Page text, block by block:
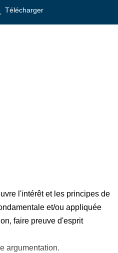
Télécharger
l'intérêt et les principes de
et/ou appliquée
faire preuve d'esprit
argumentation.